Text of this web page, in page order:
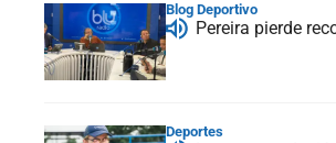
Blog Deportivo
Pereira pierde
Deportes